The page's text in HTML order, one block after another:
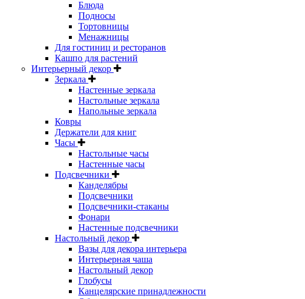
Блюда
Подносы
Тортовницы
Менажницы
Для гостиниц и ресторанов
Кашпо для растений
Интерьерный декор
Зеркала
Настенные зеркала
Настольные зеркала
Напольные зеркала
Ковры
Держатели для книг
Часы
Настольные часы
Настенные часы
Подсвечники
Канделябры
Подсвечники
Подсвечники-стаканы
Фонари
Настенные подсвечники
Настольный декор
Вазы для декора интерьера
Интерьерная чаша
Настольный декор
Глобусы
Канцелярские принадлежности